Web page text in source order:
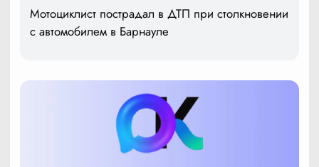
Мотоциклист пострадал в ДТП при столкновении
с автомобилем в Барнауле